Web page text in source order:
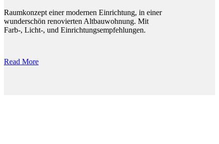
Raumkonzept einer modernen Einrichtung, in einer
wunderschön renovierten Altbauwohnung. Mit
Farb-, Licht-, und Einrichtungsempfehlungen.
Read More